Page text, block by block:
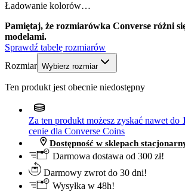
Ładowanie kolorów…
Pamiętaj, że rozmiarówka Converse różni
modelami.
Sprawdź tabelę rozmiarów
Rozmiar Wybierz rozmiar
Ten produkt jest obecnie niedostępny
Za ten produkt możesz zyskać nawet do
cenie dla Converse Coins
Dostępność w sklepach
Darmowa dostawa od 300 zł!
Darmowy zwrot do 30 dni!
Wysyłka w 48h!